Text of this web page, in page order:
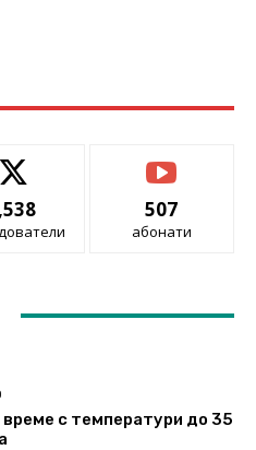
507
абонати
с температури до 35